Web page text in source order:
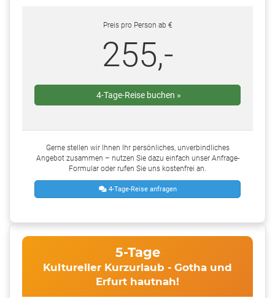
Preis pro Person ab €
255,-
4-Tage-Reise buchen »
Gerne stellen wir Ihnen Ihr persönliches, unverbindliches
Angebot zusammen – nutzen Sie dazu einfach unser Anfrage-
Formular oder rufen Sie uns kostenfrei an.
4-Tage-Reise anfragen
5-Tage
Kultureller Kurzurlaub - Gotha und
Erfurt hautnah!